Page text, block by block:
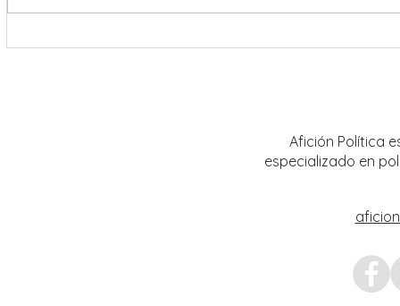
Afición Política
especializado en